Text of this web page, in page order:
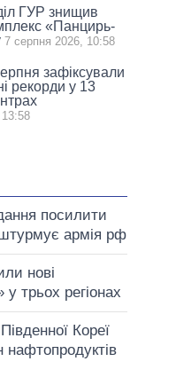
ГУР знищив
«Панцирь-
7 серпня 2026, 10:58
зафіксували
рекорди у 13
посилити
армія рф
нові
трьох регіонах
Кореї